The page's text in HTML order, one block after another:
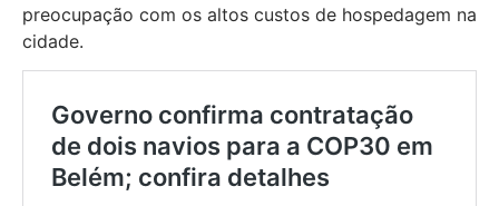
preocupação com os altos custos de hospedagem na
cidade.